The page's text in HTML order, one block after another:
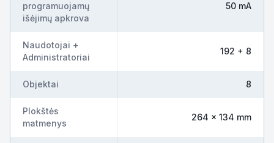
programuojamų
išėjimų apkrova
50 mA
Naudotojai +
Administratoriai
192 + 8
Objektai 8
Plokštės
matmenys
264 x 134 mm